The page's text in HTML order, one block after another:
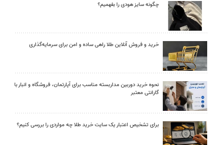
چگونه سایز هودی را بفهمیم؟
خرید و فروش آنلاین طلا راهی ساده و امن برای سرمایه‌گذاری
نحوه خرید دوربین مداربسته مناسب برای آپارتمان، فروشگاه و انبار با
گارانتی معتبر
برای تشخیص اعتبار یک سایت خرید طلا چه مواردی را بررسی کنیم؟